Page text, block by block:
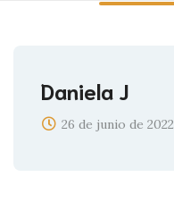
Daniela J
26 de junio de 2022